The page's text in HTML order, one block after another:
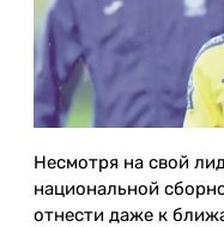
Несмотря на свой
национальной
отнести даже к